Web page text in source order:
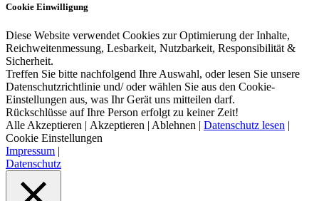
Cookie Einwilligung
Diese Website verwendet Cookies zur Optimierung der Inhalte,
Reichweitenmessung, Lesbarkeit, Nutzbarkeit, Responsibilität &
Sicherheit.
Treffen Sie bitte nachfolgend Ihre Auswahl, oder lesen Sie unsere
Datenschutzrichtlinie und/ oder wählen Sie aus den Cookie-
Einstellungen aus, was Ihr Gerät uns mitteilen darf.
Rückschlüsse auf Ihre Person erfolgt zu keiner Zeit!
Alle Akzeptieren | Akzeptieren | Ablehnen | Datenschutz lesen |
Cookie Einstellungen
Impressum |
Datenschutz